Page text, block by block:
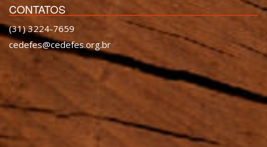
CONTATOS
(31) 3224-7659
cedefes@cedefes.org.br